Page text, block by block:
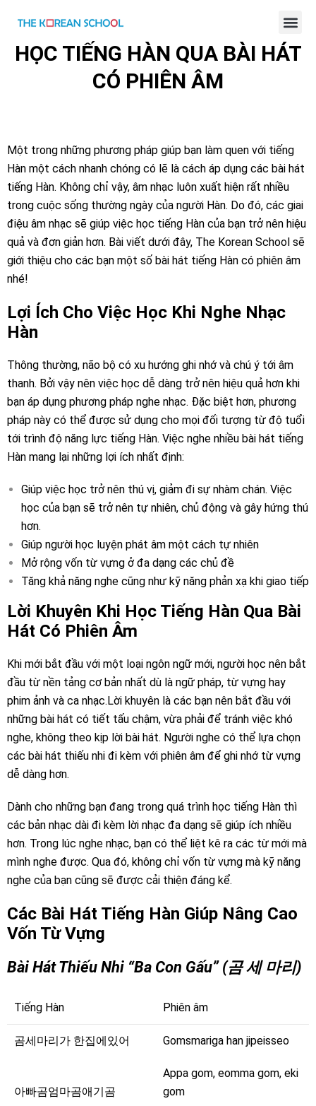
HỌC TIẾNG HÀN QUA BÀI HÁT
CÓ PHIÊN ÂM
Một trong những phương pháp giúp bạn làm quen với tiếng
Hàn một cách nhanh chóng có lẽ là cách áp dụng các bài hát
tiếng Hàn. Không chỉ vậy, âm nhạc luôn xuất hiện rất nhiều
trong cuộc sống thường ngày của người Hàn. Do đó, các giai
điệu âm nhạc sẽ giúp việc học tiếng Hàn của bạn trở nên hiệu
quả và đơn giản hơn. Bài viết dưới đây, The Korean School sẽ
giới thiệu cho các bạn một số bài hát tiếng Hàn có phiên âm
nhé!
Lợi Ích Cho Việc Học Khi Nghe Nhạc
Hàn
Thông thường, não bộ có xu hướng ghi nhớ và chú ý tới âm
thanh. Bởi vậy nên việc học dễ dàng trở nên hiệu quả hơn khi
bạn áp dụng phương pháp nghe nhạc. Đặc biệt hơn, phương
pháp này có thể được sử dụng cho mọi đối tượng từ độ tuổi
tới trình độ năng lực tiếng Hàn. Việc nghe nhiều bài hát tiếng
Hàn mang lại những lợi ích nhất định:
Giúp việc học trở nên thú vị, giảm đi sự nhàm chán. Việc
học của bạn sẽ trở nên tự nhiên, chủ động và gây hứng thú
hơn.
Giúp người học luyện phát âm một cách tự nhiên
Mở rộng vốn từ vựng ở đa dạng các chủ đề
Tăng khả năng nghe cũng như kỹ năng phản xạ khi giao tiếp
Lời Khuyên Khi Học Tiếng Hàn Qua Bài
Hát Có Phiên Âm
Khi mới bắt đầu với một loại ngôn ngữ mới, người học nên bắt
đầu từ nền tảng cơ bản nhất dù là ngữ pháp, từ vựng hay
phim ảnh và ca nhạc.Lời khuyên là các bạn nên bắt đầu với
những bài hát có tiết tấu chậm, vừa phải để tránh việc khó
nghe, không theo kịp lời bài hát. Người nghe có thể lựa chọn
các bài hát thiếu nhi đi kèm với phiên âm để ghi nhớ từ vựng
dễ dàng hơn.
Dành cho những bạn đang trong quá trình học tiếng Hàn thì
các bản nhạc dài đi kèm lời nhạc đa dạng sẽ giúp ích nhiều
hơn. Trong lúc nghe nhạc, bạn có thể liệt kê ra các từ mới mà
mình nghe được. Qua đó, không chỉ vốn từ vựng mà kỹ năng
nghe của bạn cũng sẽ được cải thiện đáng kể.
Các Bài Hát Tiếng Hàn Giúp Nâng Cao
Vốn Từ Vựng
Bài Hát Thiếu Nhi “Ba Con Gấu” (곰 세 마리)
Tiếng Hàn Phiên âm
곰세마리가 한집에있어
아빠곰엄마곰애기곰
Gomsmariga han jipeisseo
Appa gom, eomma gom, eki
gom